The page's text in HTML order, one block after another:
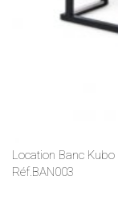
Location Banc Kubo
Réf.BAN003